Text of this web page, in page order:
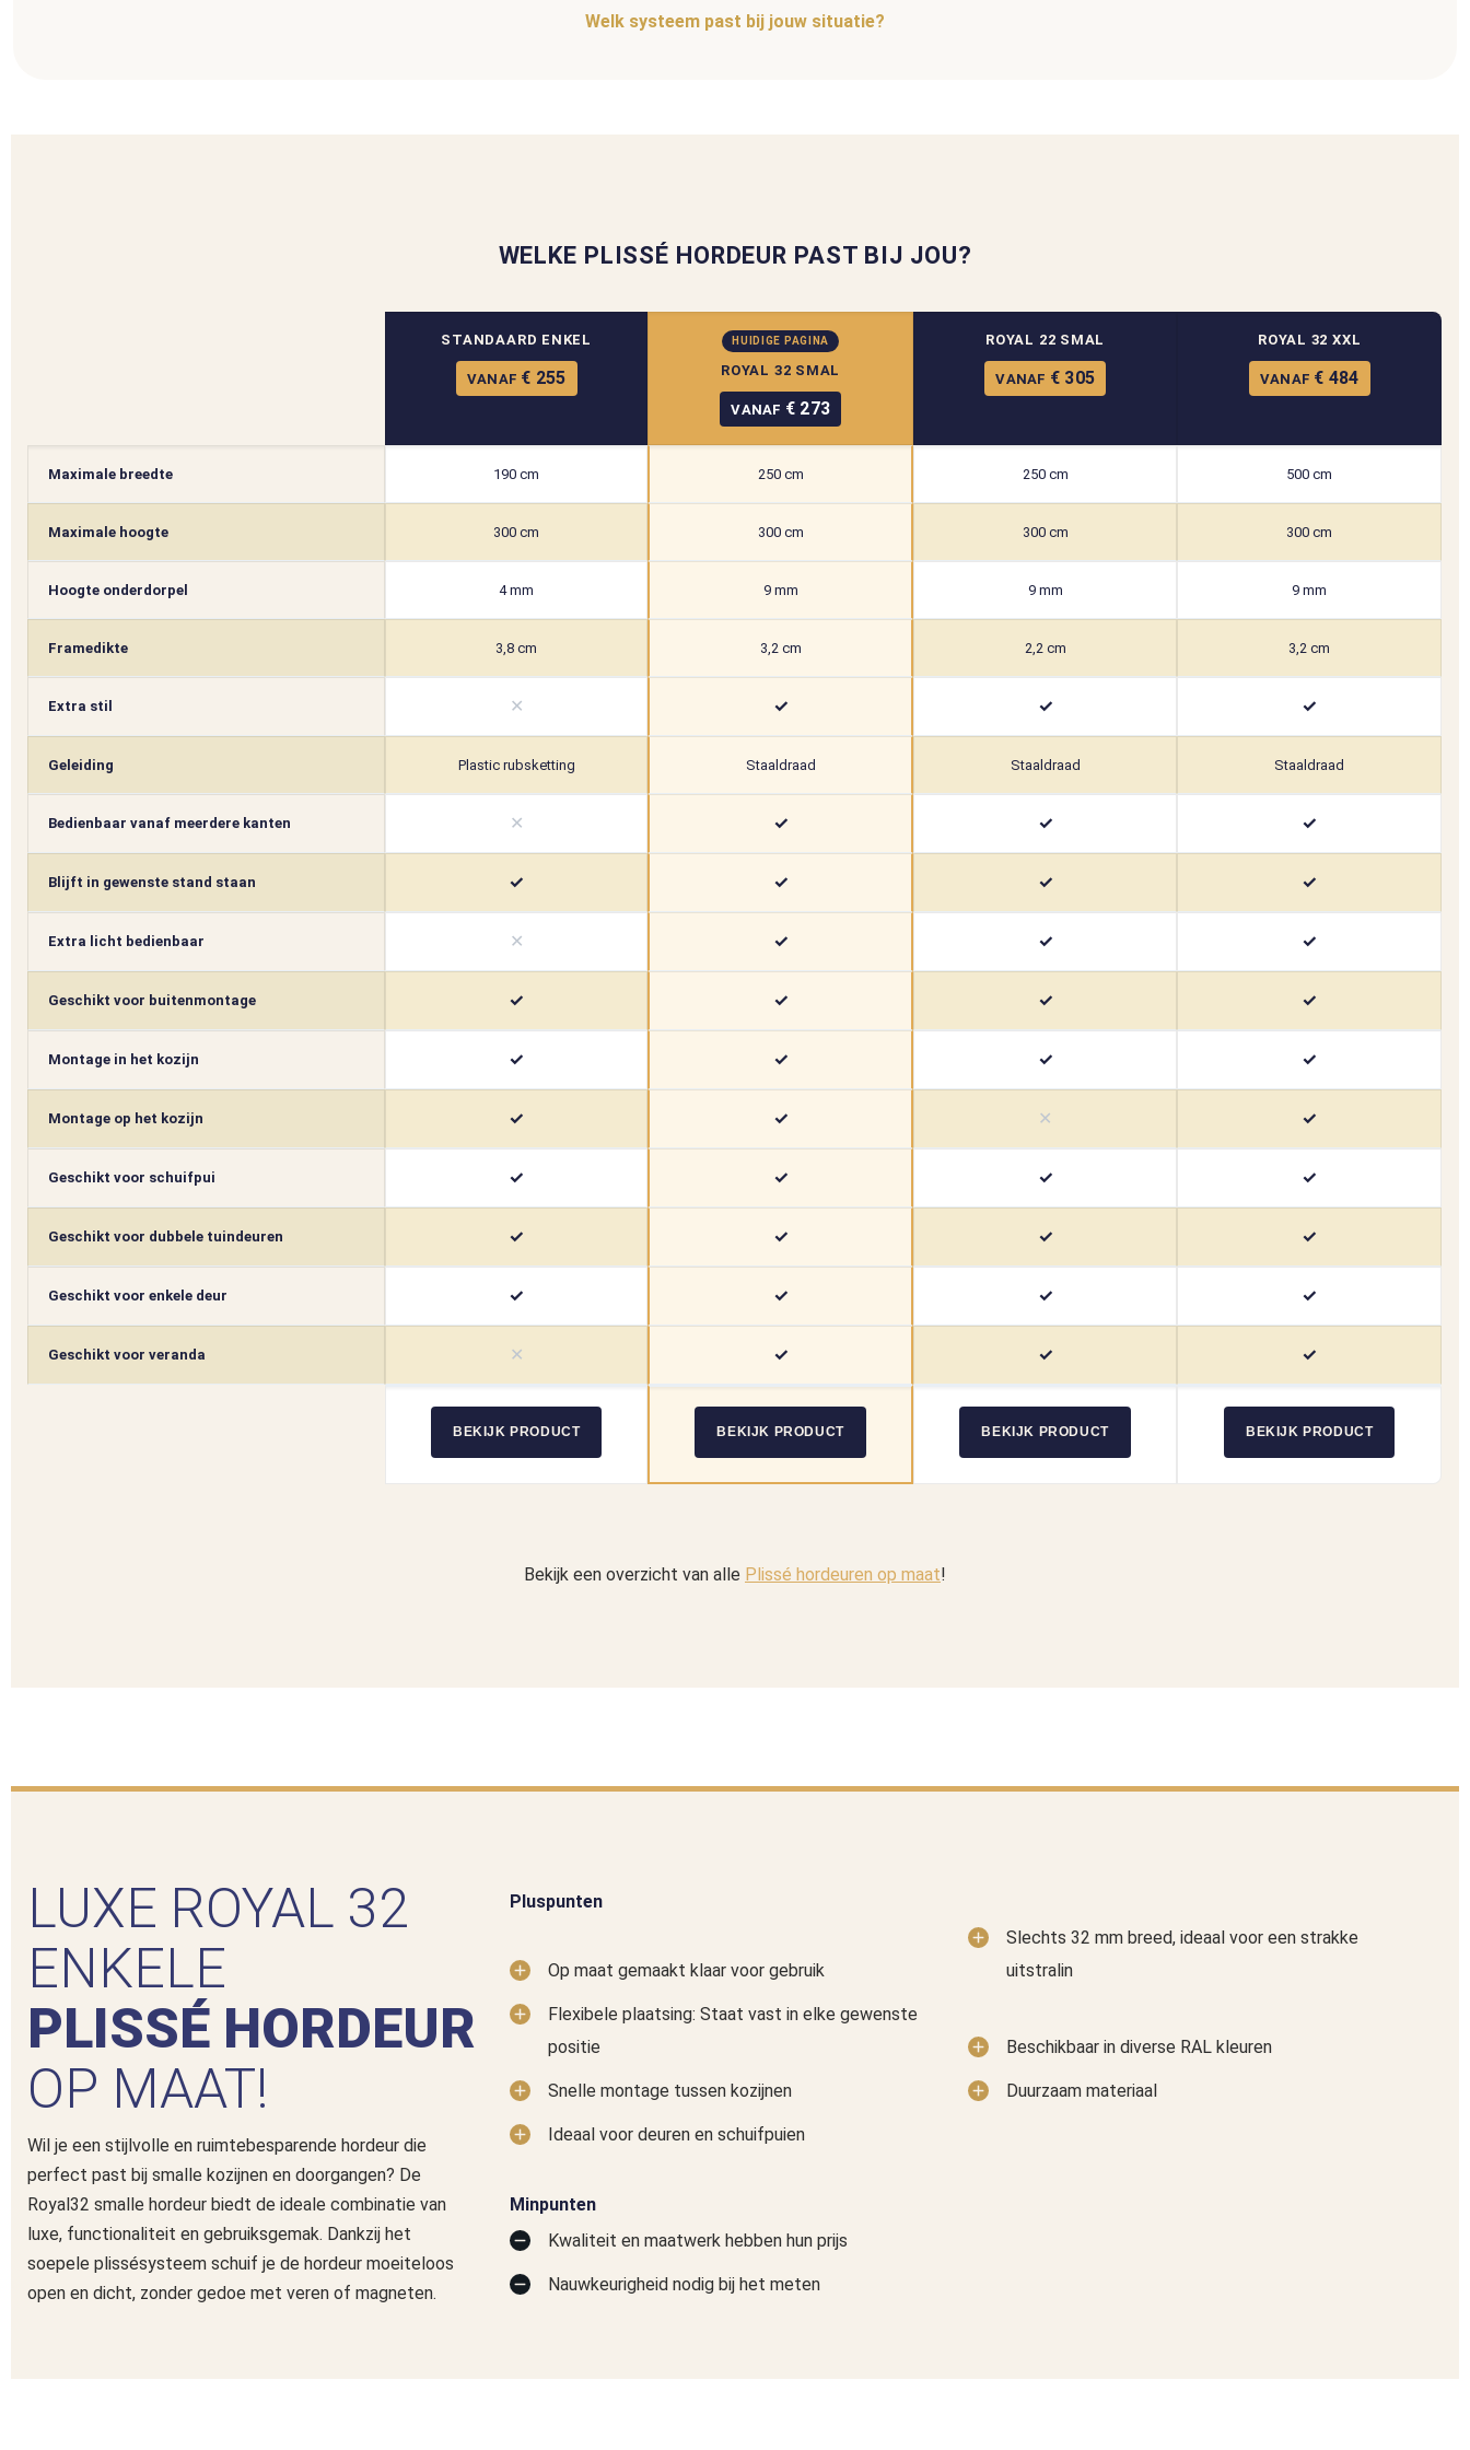
Welk systeem past bij jouw situatie?
WELKE PLISSÉ HORDEUR PAST BIJ JOU?
STANDAARD ENKEL
VANAF € 255
HUIDIGE PAGINA
ROYAL 32 SMAL
VANAF € 273
ROYAL 22 SMAL
VANAF € 305
ROYAL 32 XXL
VANAF € 484
Maximale breedte 190 cm 250 cm 250 cm 500 cm
Maximale hoogte 300 cm 300 cm 300 cm 300 cm
Hoogte onderdorpel 4 mm 9 mm 9 mm 9 mm
Framedikte 3,8 cm 3,2 cm 2,2 cm 3,2 cm
Extra stil ✕ ✓ ✓ ✓
Geleiding Plastic rubsketting Staaldraad Staaldraad Staaldraad
Bedienbaar vanaf meerdere kanten ✕ ✓ ✓ ✓
Blijft in gewenste stand staan ✓ ✓ ✓ ✓
Extra licht bedienbaar ✕ ✓ ✓ ✓
Geschikt voor buitenmontage ✓ ✓ ✓ ✓
Montage in het kozijn ✓ ✓ ✓ ✓
Montage op het kozijn ✓ ✓ ✕ ✓
Geschikt voor schuifpui ✓ ✓ ✓ ✓
Geschikt voor dubbele tuindeuren ✓ ✓ ✓ ✓
Geschikt voor enkele deur ✓ ✓ ✓ ✓
Geschikt voor veranda ✕ ✓ ✓ ✓
BEKIJK PRODUCT BEKIJK PRODUCT BEKIJK PRODUCT BEKIJK PRODUCT
Bekijk een overzicht van alle Plissé hordeuren op maat!
LUXE ROYAL 32
ENKELE
PLISSÉ HORDEUR
OP MAAT!
Wil je een stijlvolle en ruimtebesparende hordeur die
perfect past bij smalle kozijnen en doorgangen? De
Royal32 smalle hordeur biedt de ideale combinatie van
luxe, functionaliteit en gebruiksgemak. Dankzij het
soepele plissésysteem schuif je de hordeur moeiteloos
open en dicht, zonder gedoe met veren of magneten.
Pluspunten
Op maat gemaakt klaar voor gebruik
Slechts 32 mm breed, ideaal voor een strakke
uitstralin
Flexibele plaatsing: Staat vast in elke gewenste
positie
Beschikbaar in diverse RAL kleuren
Snelle montage tussen kozijnen Duurzaam materiaal
Ideaal voor deuren en schuifpuien
Minpunten
Kwaliteit en maatwerk hebben hun prijs
Nauwkeurigheid nodig bij het meten